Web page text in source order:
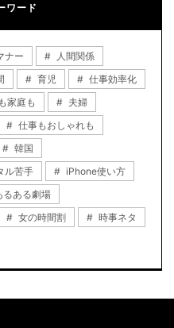
ワード
ナー
人間関係
育児
仕事効率化
家庭も
夫婦
仕事もおしゃれも
韓国
ル苦手
iPhone使い方
ある劇場
女の時間割
時事ネタ